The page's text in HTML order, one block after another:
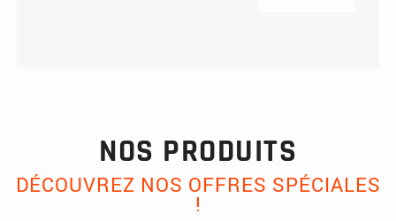
NOS PRODUITS
DÉCOUVREZ NOS OFFRES SPÉCIALES
!